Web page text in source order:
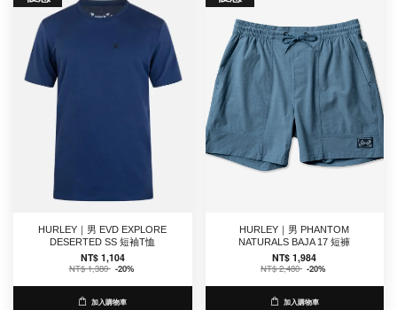
HURLEY｜男 EVD EXPLORE
DESERTED SS 短袖T恤
NT$ 1,104
NT$ 1,380 -20%
加入購物車
HURLEY｜男 PHANTOM
NATURALS BAJA 17 短褲
NT$ 1,984
NT$ 2,480 -20%
加入購物車